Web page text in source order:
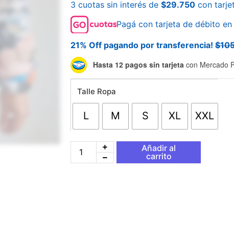
3 cuotas sin interés de$29.750 con
Pagá con tarjeta de débito
21% Off pagando por transferencia!$
Hasta 12 pagos sin tarjeta con Mercado
Talle Ropa
L M S XL XXL
Campera
The
North
Face
Diseño
cantidad
Añadir al
carrito